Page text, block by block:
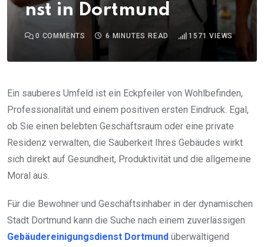
nst in Dortmund
0 COMMENTS 6 MINUTES READ 1571 VIEWS
Ein sauberes Umfeld ist ein Eckpfeiler von Wohlbefinden,
Professionalität und einem positiven ersten Eindruck. Egal,
ob Sie einen belebten Geschäftsraum oder eine private
Residenz verwalten, die Sauberkeit Ihres Gebäudes wirkt
sich direkt auf Gesundheit, Produktivität und die allgemeine
Moral aus.
Für die Bewohner und Geschäftsinhaber in der dynamischen
Stadt Dortmund kann die Suche nach einem zuverlässigen
Gebäudereinigungsdienst Dortmund überwältigend